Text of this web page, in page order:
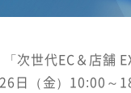
世代EC＆店舗
日（金）10:00～